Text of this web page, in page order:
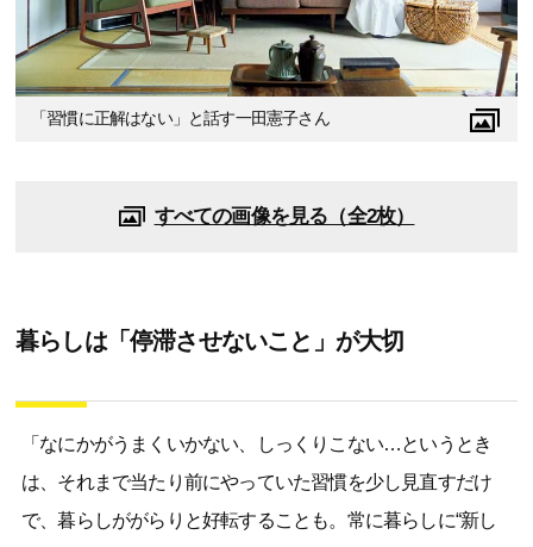
「習慣に正解はない」と話す一田憲子さん
すべての画像を見る（全2枚）
暮らしは「停滞させないこと」が大切
「なにかがうまくいかない、しっくりこない…というとき
は、それまで当たり前にやっていた習慣を少し見直すだけ
で、暮らしががらりと好転することも。常に暮らしに“新し